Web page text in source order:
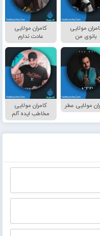
مولایی
بانوی من
کامران مولایی
عادت ندارم
مولایی عطر
کامران مولایی
مخاطب ایده آلم